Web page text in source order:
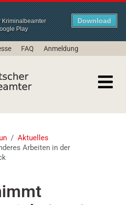
Kriminalbeamter
Play
Download
FAQ Anmeldung
Aktuelles
Arbeiten in der